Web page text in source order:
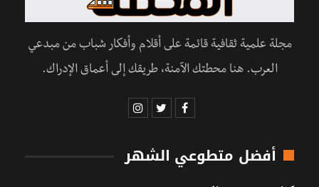
مجلة علمية ثقافية قائمة على أقلام وأفكار شباب من مبدعي
العرب. هنا محطتك الآمنة، طريقك إلى أعماق الإدراك.
أفضل متطوعي الشهر